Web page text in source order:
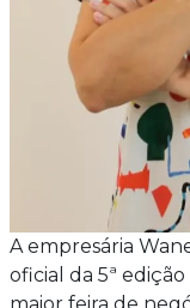
A empresária
oficial da 5ª edição
maior feira de